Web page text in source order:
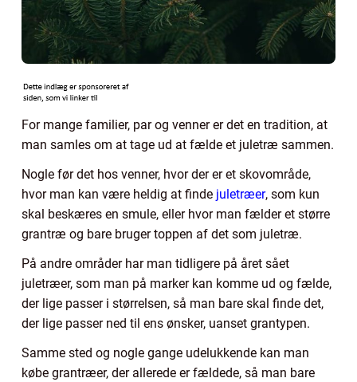
For mange familier, par og venner er det en tradition, at
man samles om at tage ud at fælde et juletræ sammen.
Nogle før det hos venner, hvor der er et skovområde,
hvor man kan være heldig at finde juletræer, som kun
skal beskæres en smule, eller hvor man fælder et større
grantræ og bare bruger toppen af det som juletræ.
På andre områder har man tidligere på året sået
juletræer, som man på marker kan komme ud og fælde,
der lige passer i størrelsen, så man bare skal finde det,
der lige passer ned til ens ønsker, uanset grantypen.
Samme sted og nogle gange udelukkende kan man
købe grantræer, der allerede er fældede, så man bare